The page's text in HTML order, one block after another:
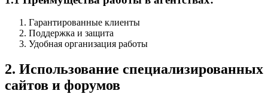
Гарантированные клиенты
Поддержка и защита
Удобная организация работы
2. Использование специализированных
сайтов и форумов